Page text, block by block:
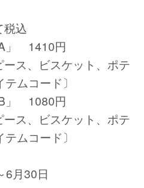
込
A」 1410円
ース、ビスケット、ポテ
ムコード〕
B」 1080円
ース、ビスケット、ポテ
ムコード〕
6月30日